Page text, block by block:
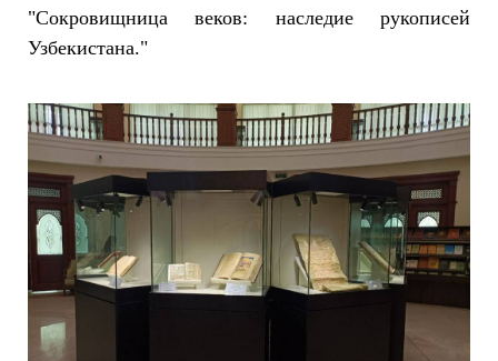
"Сокровищница веков: наследие рукописей
Узбекистана."